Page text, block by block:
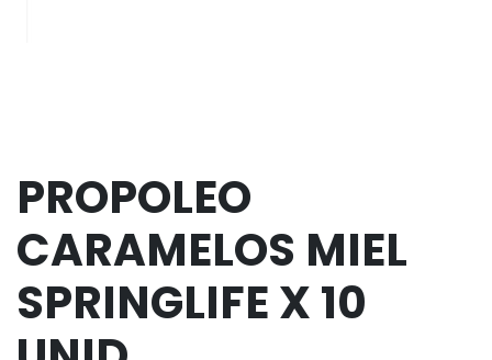
PROPOLEO
CARAMELOS MIEL
SPRINGLIFE X 10